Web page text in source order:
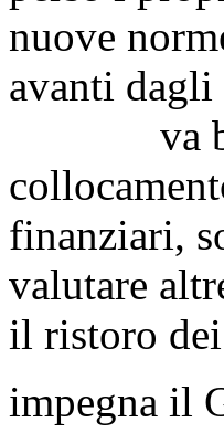
nuove
avanti
va bene
finanziari,
valutare
il ristoro
impegna il